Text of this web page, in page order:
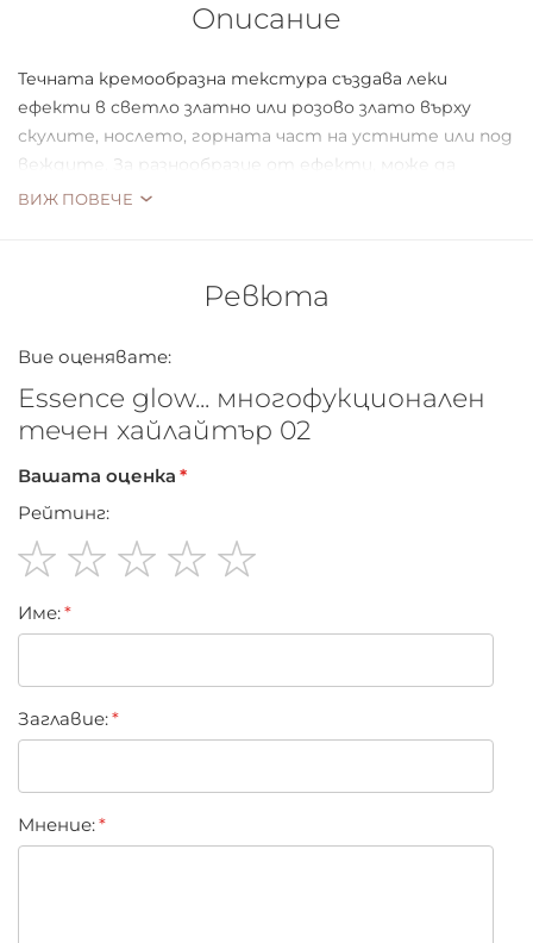
Описание
Течната кремообразна текстура създава леки
ефекти в светло златно или розово злато върху
скулите, нослето, горната част на устните или под
веждите. За разнообразие от ефекти, може да
бъдат миксирани с фон дьо тен.
ВИЖ ПОВЕЧЕ
Ревюта
Вие оценявате:
Essence glow... многофукционален
течен хайлайтър 02
Вашата оценка
Рейтинг:
star
stars
stars
stars
stars
Име:
Заглавиe:
Мнение: